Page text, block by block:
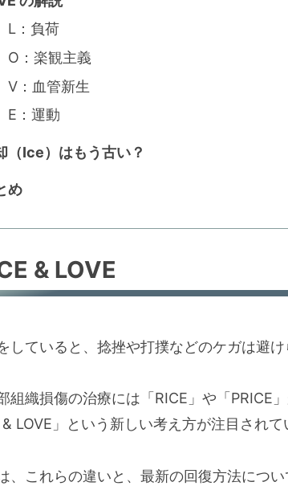
L：負荷
O：楽観主義
V：血管新生
E：運動
（Ice）はもう古い？
め
& LOVE
していると、捻挫や打撲などのケガは避け
組織損傷の治療には「RICE」や「PRICE
& LOVE」という新しい考え方が注目されて
、これらの違いと、最新の回復方法につい